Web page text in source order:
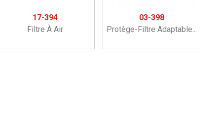
17-394
Filtre À Air
03-398
Protège-Filtre Adaptable...